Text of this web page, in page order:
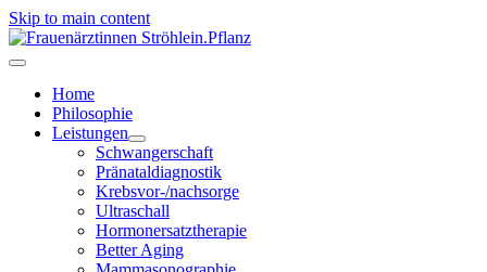
Skip to main content
Home
Philosophie
Leistungen
Schwangerschaft
Pränataldiagnostik
Krebsvor-/nachsorge
Ultraschall
Hormonersatztherapie
Better Aging